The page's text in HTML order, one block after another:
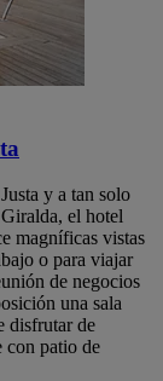
y a tan solo
el hotel
magníficas vistas
o para viajar
de negocios
una sala
disfrutar de
con patio de